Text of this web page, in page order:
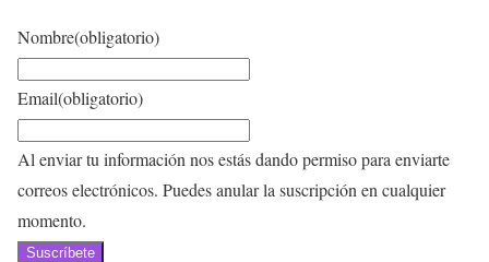
Nombre(obligatorio)
Email(obligatorio)
Al enviar tu información nos estás dando permiso para enviarte
correos electrónicos. Puedes anular la suscripción en cualquier
momento.
Suscríbete